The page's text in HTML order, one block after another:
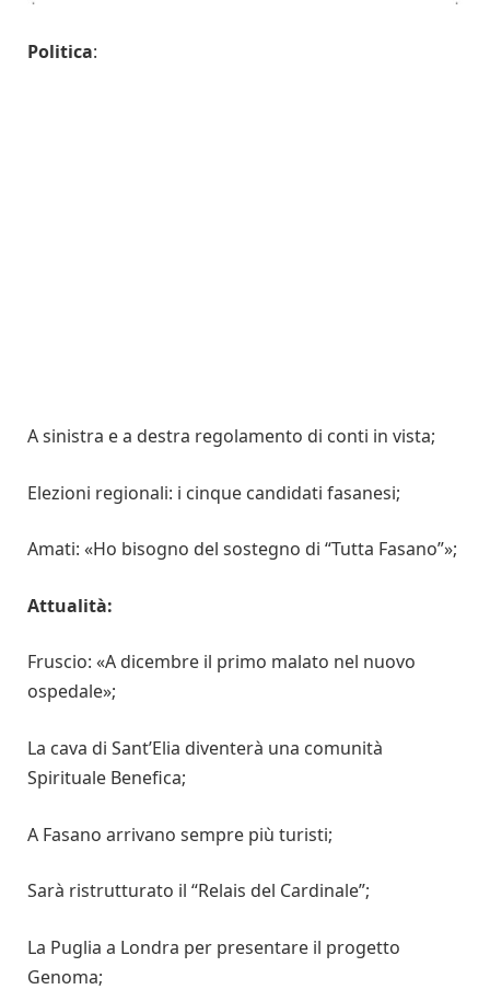
Politica:
A sinistra e a destra regolamento di conti in vista;
Elezioni regionali: i cinque candidati fasanesi;
Amati: «Ho bisogno del sostegno di “Tutta Fasano”»;
Attualità:
Fruscio: «A dicembre il primo malato nel nuovo
ospedale»;
La cava di Sant’Elia diventerà una comunità
Spirituale Benefica;
A Fasano arrivano sempre più turisti;
Sarà ristrutturato il “Relais del Cardinale”;
La Puglia a Londra per presentare il progetto
Genoma;